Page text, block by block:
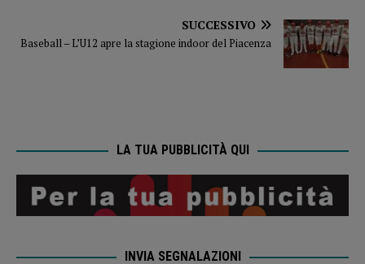
SUCCESSIVO
Baseball – L’U12 apre la stagione indoor del Piacenza
LA TUA PUBBLICITÀ QUI
INVIA SEGNALAZIONI